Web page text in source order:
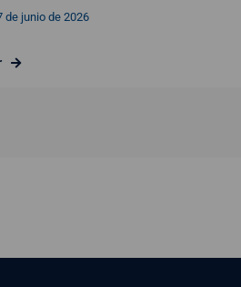
de junio de 2026